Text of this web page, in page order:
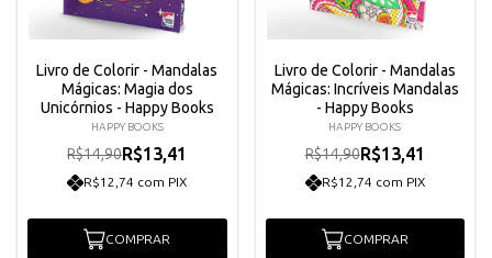
Livro de Colorir - Mandalas
Mágicas: Magia dos
Unicórnios - Happy Books
HAPPY BOOKS
R$14,90R$13,41
R$12,74 com PIX
COMPRAR
Livro de Colorir - Mandalas
Mágicas: Incríveis Mandalas
- Happy Books
HAPPY BOOKS
R$14,90R$13,41
R$12,74 com PIX
COMPRAR